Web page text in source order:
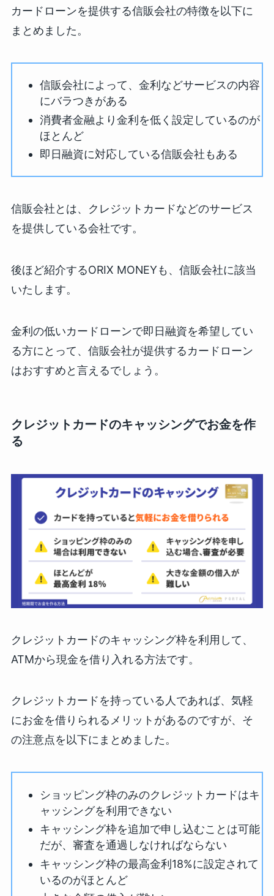
カードローンを提供する信販会社の特徴を以下に
まとめました。
信販会社によって、金利などサービスの内容
にバラつきがある
消費者金融より金利を低く設定しているのが
ほとんど
即日融資に対応している信販会社もある
信販会社とは、クレジットカードなどのサービス
を提供している会社です。
後ほど紹介するORIX MONEYも、信販会社に該当
いたします。
金利の低いカードローンで即日融資を希望してい
る方にとって、信販会社が提供するカードローン
はおすすめと言えるでしょう。
クレジットカードのキャッシングでお金を作
る
クレジットカードのキャッシング枠を利用して、
ATMから現金を借り入れる方法です。
クレジットカードを持っている人であれば、気軽
にお金を借りられるメリットがあるのですが、そ
の注意点を以下にまとめました。
ショッピング枠のみのクレジットカードはキ
ャッシングを利用できない
キャッシング枠を追加で申し込むことは可能
だが、審査を通過しなければならない
キャッシング枠の最高金利18%に設定されて
いるのがほとんど